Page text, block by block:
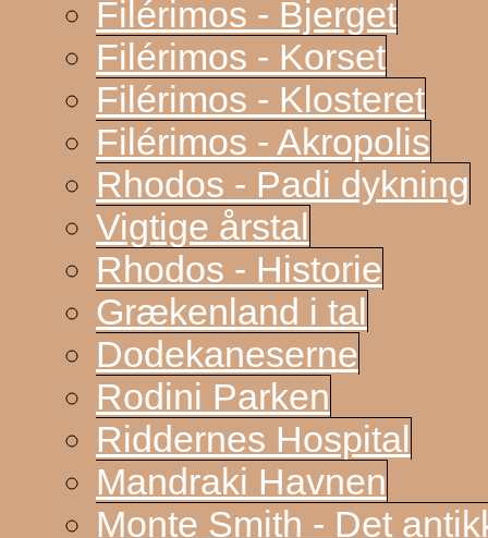
Filérimos - Bjerget
Filérimos - Korset
Filérimos - Klosteret
Filérimos - Akropolis
Rhodos - Padi dykning
Vigtige årstal
Rhodos - Historie
Grækenland i tal
Dodekaneserne
Rodini Parken
Riddernes Hospital
Mandraki Havnen
Monte Smith - Det